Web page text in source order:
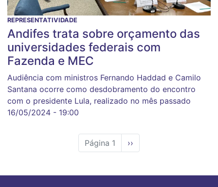
REPRESENTATIVIDADE
Andifes trata sobre orçamento das
universidades federais com
Fazenda e MEC
Audiência com ministros Fernando Haddad e Camilo
Santana ocorre como desdobramento do encontro
com o presidente Lula, realizado no mês passado
16/05/2024 - 19:00
Página 1
Próxima
página
››